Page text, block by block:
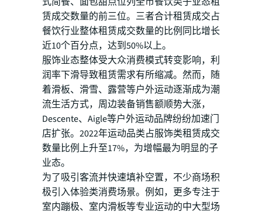
赁成交数量的前三位。三者合计租赁成交占
餐饮行业整体租赁成交数量的比例同比增长
近10个百分点，达到50%以上。
服饰业态整体受大众消费模式转变影响，利
润率下滑导致租赁需求有所缩减。然而，随
着滑板、滑雪、露营等户外运动逐渐成为潮
流生活方式，周边装备销售额顺势大涨，
Descente、Aigle等户外运动品牌纷纷加速门
店扩张。2022年运动品类占服饰类租赁成交
数量比例上升至17%，为增幅最为明显的子
业态。
为了吸引客流并快速填补空置，不少商场积
极引入体验类消费场景。例如，更多专注于
室内蹦极、室内滑板等专业运动的中大型场